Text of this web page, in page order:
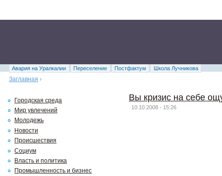
Авария на Уралкалии Переселение Постфактум
Школа Лучникова
Заглавная ›
Вы кризис на себе
10.10.2008 - 15:26
Городская среда
Мир увлечений
Молодежь
Новости
Происшествия
Социум
Власть и политика
Промышленность и бизнес